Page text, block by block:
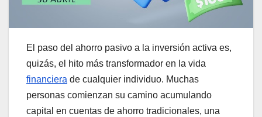
El paso del ahorro pasivo a la inversión activa es,
quizás, el hito más transformador en la vida
financiera de cualquier individuo. Muchas
personas comienzan su camino acumulando
capital en cuentas de ahorro tradicionales, una